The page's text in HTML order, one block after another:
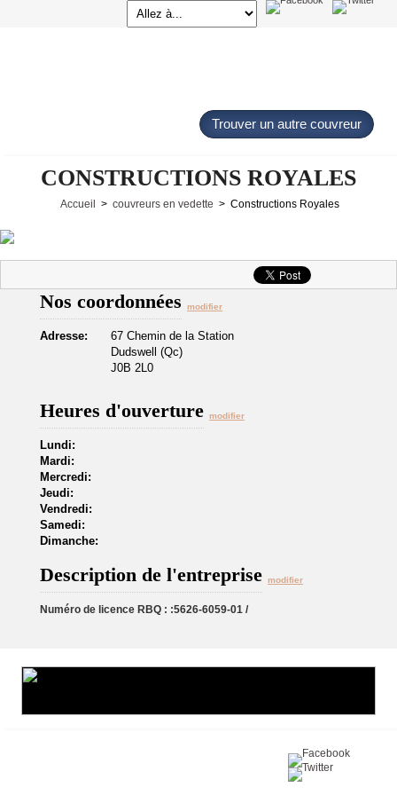
Trouver un autre couvreur
CONSTRUCTIONS ROYALES
Accueil > couvreurs en vedette > Constructions Royales
Nos coordonnées modifier
Adresse:
67 Chemin de la Station
Dudswell (Qc)
J0B 2L0
Heures d'ouverture modifier
Lundi:
Mardi:
Mercredi:
Jeudi:
Vendredi:
Samedi:
Dimanche:
Description de l'entreprise modifier
Numéro de licence RBQ : :5626-6059-01 /